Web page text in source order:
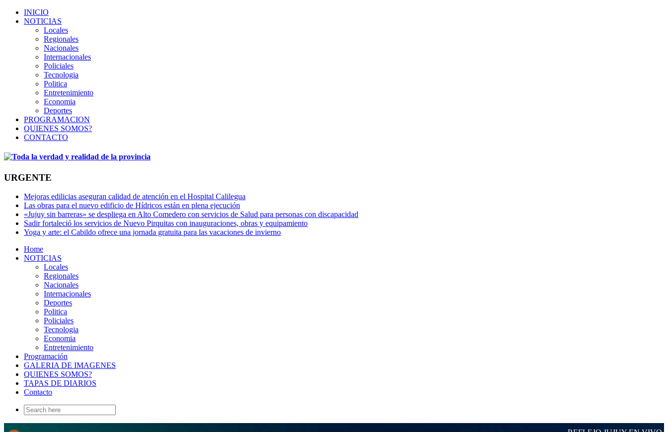
INICIO
NOTICIAS
Locales
Regionales
Nacionales
Internacionales
Policiales
Tecnologia
Politica
Entretenimiento
Economia
Deportes
PROGRAMACION
QUIENES SOMOS?
CONTACTO
URGENTE
Mejoras edilicias aseguran calidad de atención en el Hospital Calilegua
Las obras para el nuevo edificio de Hídricos están en plena ejecución
«Jujuy sin barreras» se despliega en Alto Comedero con servicios de Salud para personas con discapacidad
Sadir fortaleció los servicios de Nuevo Pirquitas con inauguraciones, obras y equipamiento
Yoga y arte: el Cabildo ofrece una jornada gratuita para las vacaciones de invierno
Home
NOTICIAS
Locales
Regionales
Nacionales
Internacionales
Deportes
Politica
Policiales
Tecnologia
Economia
Entretenimiento
Programación
GALERIA DE IMAGENES
QUIENES SOMOS?
TAPAS DE DIARIOS
Contacto
Search
for: